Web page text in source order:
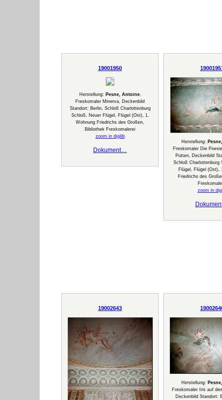
19001950
Herstellung: Pesne, Antoine,
Freskomaler Minerva, Deckenbild
Standort: Berlin, Schloß Charlottenburg
Schloß, Neuer Flügel, Flügel (Ost), 1.
Wohnung Friedrichs des Großen,
Bibliothek Freskomalerei
zoom in digilib
Dokument…
Herstellung:
Freskomaler Die
Putten, Deckenbild
Schloß Charlottenburg
Flügel, Flügel (Ost),
Friedrichs des
zoom in
19002643
Herstellung:
Freskomaler Iris auf
Deckenbild Standort: